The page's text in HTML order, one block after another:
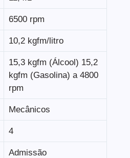
6500 rpm
10,2 kgfm/litro
15,3 kgfm (Álcool) 15,2
kgfm (Gasolina) a 4800
rpm
Mecânicos
4
Admissão